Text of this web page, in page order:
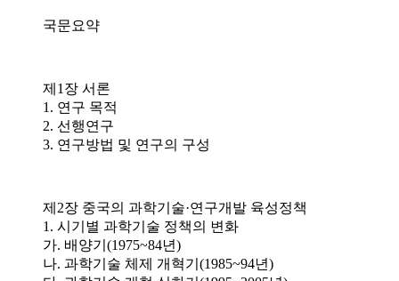
국문요약
제1장 서론
1. 연구 목적
2. 선행연구
3. 연구방법 및 연구의 구성
제2장 중국의 과학기술·연구개발 육성정책
1. 시기별 과학기술 정책의 변화
가. 배양기(1975~84년)
나. 과학기술 체제 개혁기(1985~94년)